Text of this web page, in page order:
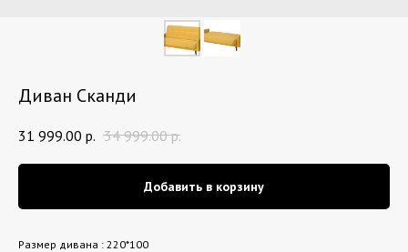
Диван Сканди
31 999.00 р. 34 999.00 р.
Добавить в корзину
Размер дивана : 220*100